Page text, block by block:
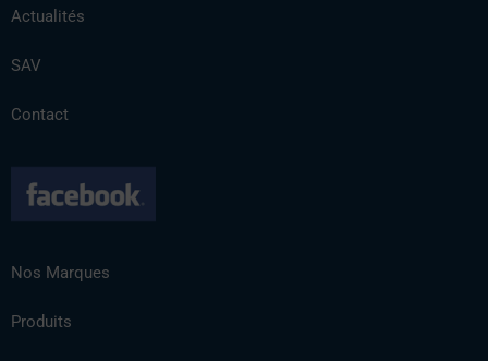
Actualités
SAV
Contact
Nos Marques
Produits